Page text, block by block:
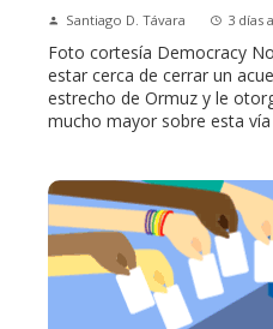
Santiago D. Távara 3 días
Foto cortesía Democracy
estar cerca de cerrar un
estrecho de Ormuz y le
mucho mayor sobre esta vía